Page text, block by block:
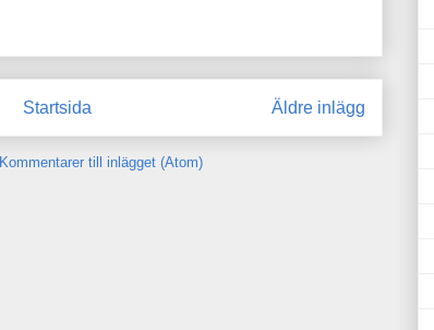
Äldre inlägg
Startsida
Kommentarer till inlägget (Atom)